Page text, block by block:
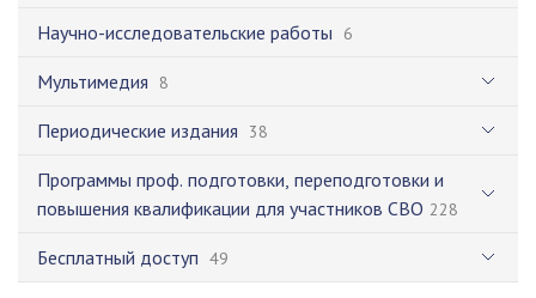
Научно-исследовательские работы 6
Мультимедия 8
Периодические издания 38
Программы проф. подготовки, переподготовки и
повышения квалификации для участников СВО 228
Бесплатный доступ 49